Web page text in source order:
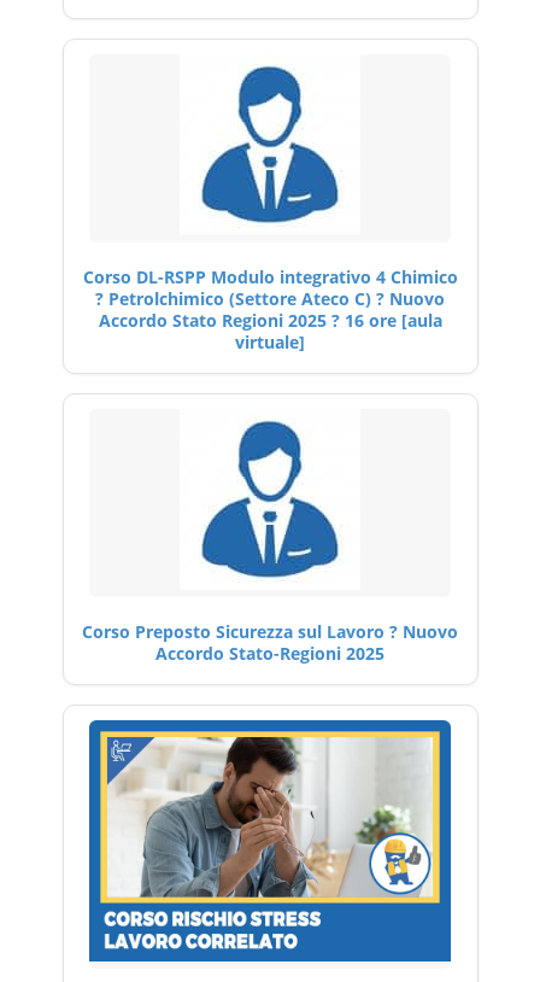
Corso DL-RSPP Modulo integrativo 4 Chimico
? Petrolchimico (Settore Ateco C) ? Nuovo
Accordo Stato Regioni 2025 ? 16 ore [aula
virtuale]
Corso Preposto Sicurezza sul Lavoro ? Nuovo
Accordo Stato-Regioni 2025